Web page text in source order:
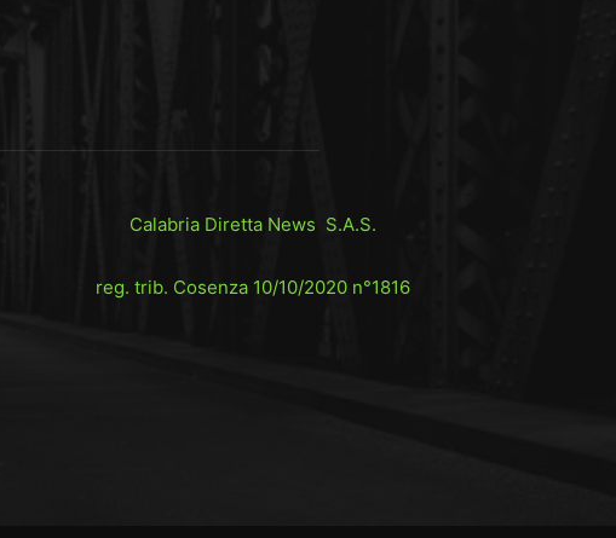
Calabria Diretta News S.A.S.
reg. trib. Cosenza 10/10/2020 n°1816